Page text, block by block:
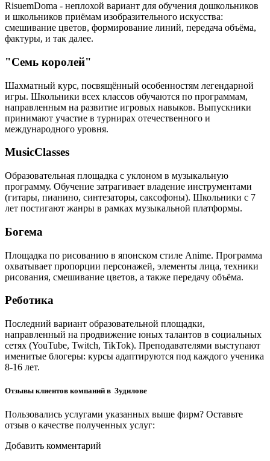
RisuemDoma - неплохой вариант для обучения дошкольников
и школьников приёмам изобразительного искусства:
смешивание цветов, формирование линий, передача объёма,
фактуры, и так далее.
"Семь королей"
Шахматный курс, посвящённый особенностям легендарной
игры. Школьники всех классов обучаются по программам,
направленным на развитие игровых навыков. Выпускники
принимают участие в турнирах отечественного и
международного уровня.
MusicClasses
Образовательная площадка с уклоном в музыкальную
программу. Обучение затрагивает владение инструментами
(гитары, пианино, синтезаторы, саксофоны). Школьники с 7
лет постигают жанры в рамках музыкальной платформы.
Богема
Площадка по рисованию в японском стиле Anime. Программа
охватывает пропорции персонажей, элементы лица, техники
рисования, смешивание цветов, а также передачу объёма.
Реботика
Последний вариант образовательной площадки,
направленный на продвижение юных талантов в социальных
сетях (YouTube, Twitch, TikTok). Преподавателями выступают
именитые блогеры: курсы адаптируются под каждого ученика
8-16 лет.
Отзывы клиентов компаний в Зудилове
Пользовались услугами указанных выше фирм? Оставьте
отзыв о качестве полученных услуг:
Добавить комментарий